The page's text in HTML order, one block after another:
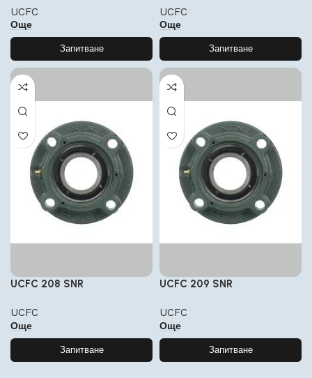
UCFC
Още
Запитване
UCFC
Още
Запитване
UCFC 208 SNR
UCFC
Още
Запитване
UCFC 209 SNR
UCFC
Още
Запитване